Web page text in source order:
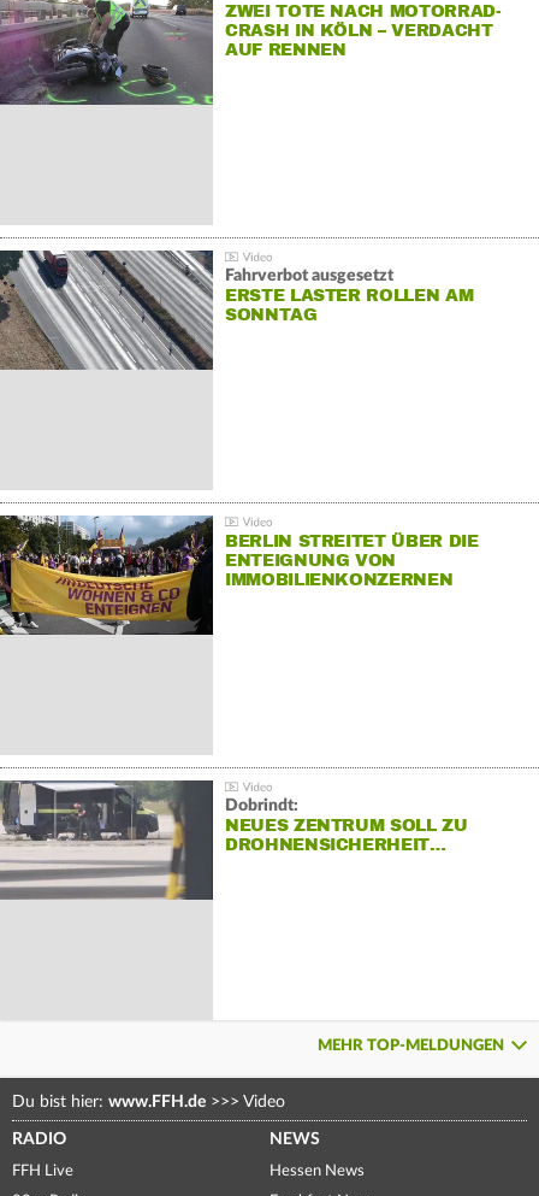
ZWEI TOTE NACH MOTORRAD-
CRASH IN KÖLN – VERDACHT
AUF RENNEN
Fahrverbot ausgesetzt
ERSTE LASTER ROLLEN AM
SONNTAG
BERLIN STREITET ÜBER DIE
ENTEIGNUNG VON
IMMOBILIENKONZERNEN
Dobrindt:
NEUES ZENTRUM SOLL ZU
DROHNENSICHERHEIT…
MEHR TOP-MELDUNGEN
Du bist hier: www.FFH.de >>> Video
RADIO
FFH Live
NEWS
Hessen News